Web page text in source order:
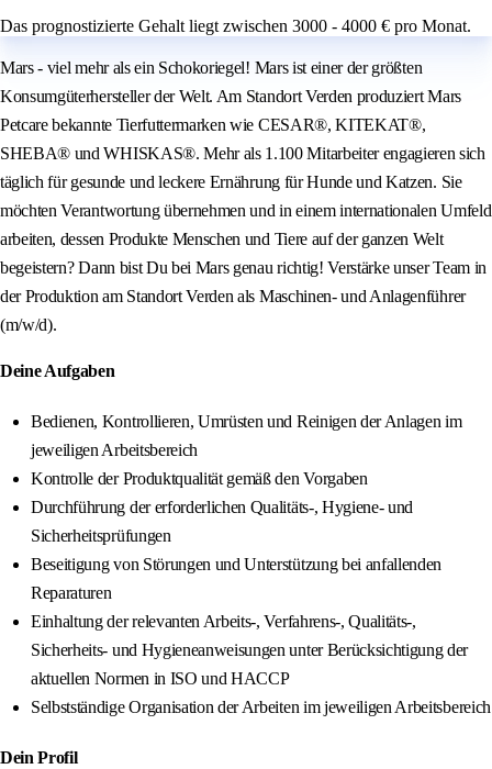
Das prognostizierte Gehalt liegt zwischen 3000 - 4000 € pro Monat.
Mars - viel mehr als ein Schokoriegel! Mars ist einer der größten
Konsumgüterhersteller der Welt. Am Standort Verden produziert Mars
Petcare bekannte Tierfuttermarken wie CESAR®, KITEKAT®,
SHEBA® und WHISKAS®. Mehr als 1.100 Mitarbeiter engagieren sich
täglich für gesunde und leckere Ernährung für Hunde und Katzen. Sie
möchten Verantwortung übernehmen und in einem internationalen Umfeld
arbeiten, dessen Produkte Menschen und Tiere auf der ganzen Welt
begeistern? Dann bist Du bei Mars genau richtig! Verstärke unser Team in
der Produktion am Standort Verden als Maschinen- und Anlagenführer
(m/w/d).
Deine Aufgaben
Bedienen, Kontrollieren, Umrüsten und Reinigen der Anlagen im
jeweiligen Arbeitsbereich
Kontrolle der Produktqualität gemäß den Vorgaben
Durchführung der erforderlichen Qualitäts-, Hygiene- und
Sicherheitsprüfungen
Beseitigung von Störungen und Unterstützung bei anfallenden
Reparaturen
Einhaltung der relevanten Arbeits-, Verfahrens-, Qualitäts-,
Sicherheits- und Hygieneanweisungen unter Berücksichtigung der
aktuellen Normen in ISO und HACCP
Selbstständige Organisation der Arbeiten im jeweiligen Arbeitsbereich
Dein Profil